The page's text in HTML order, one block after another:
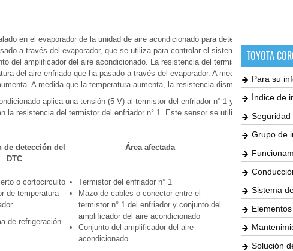
en el evaporador de la unidad de aire acondicionado para detectar la
a través del evaporador, que se utiliza para controlar el sistema del aire
del amplificador del aire acondicionado. La resistencia del termistor del
del aire enfriado que ha pasado a través del evaporador. A medida que la
A medida que la temperatura aumenta, la resistencia disminuye.
aplica una tensión (5 V) al termistor del enfriador n° 1 y lee los
la resistencia del termistor del enfriador n° 1. Este sensor se utiliza para
de detección del
DTC
Área afectada
o cortocircuito
de temperatura
de refrigeración
Termistor del enfriador n° 1
Mazo de cables o conector entre el
termistor n° 1 del enfriador y conjunto del
amplificador del aire acondicionado
Conjunto del amplificador del aire
acondicionado
Memorizada
(4 seg. o
más)*1
TOYOTA
Para su
Índice de
Grupo de
Sistema
Solución